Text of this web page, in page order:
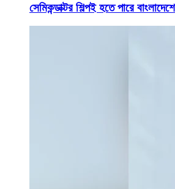
সেমিকন্ডাক্টর শিল্পই হতে পারে